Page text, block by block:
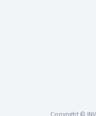
Copyright ©